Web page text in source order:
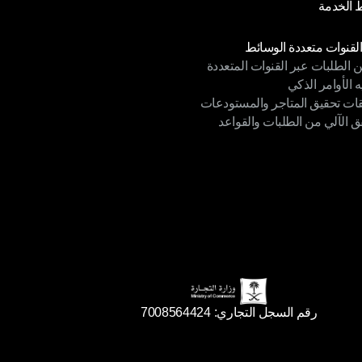
الخصوصية
القنوات متعددة الوسائط
متعددة الوسائط
الطلبات عبر القنوات المتعددة
الطلبات عبر القنوات المتعددة
الأوامر الذكي
الأوامر الذكي
تحقيق المتاجر والمستودعات
تحقيق المتاجر والمستودعات
الآلي من الطلبات والقواعد
رقم السجل التجاري: 7008564424